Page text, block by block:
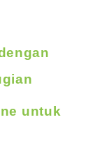
untuk